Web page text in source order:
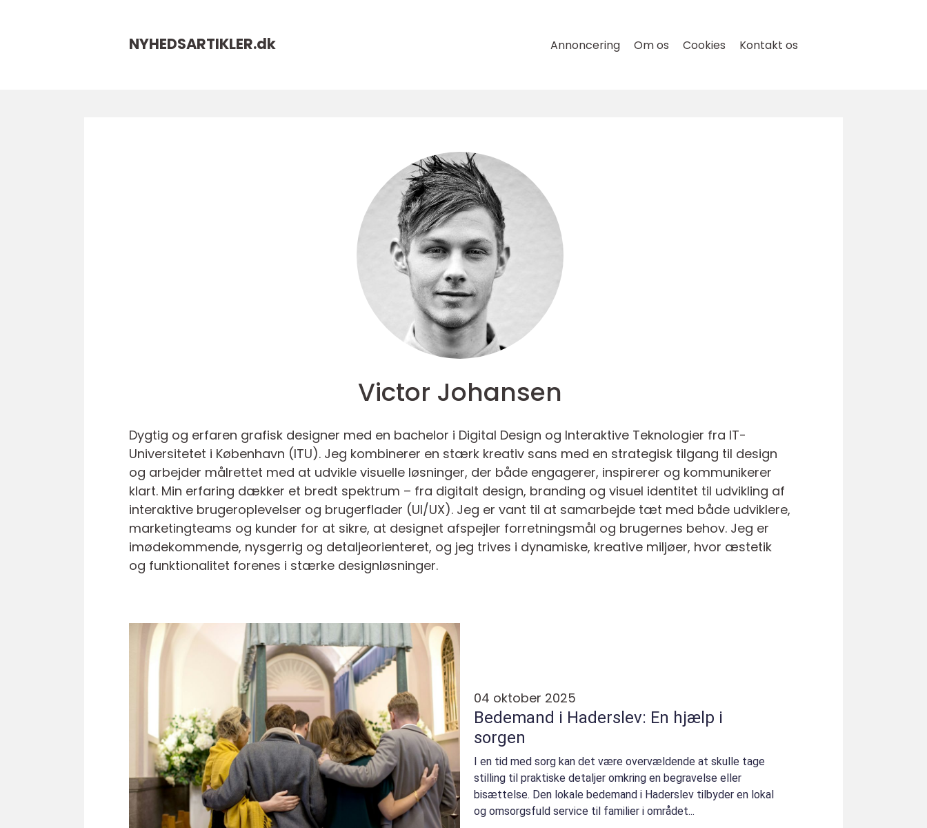
NYHEDSARTIKLER.dk Annoncering Om os Cookies Kontakt os
Victor Johansen
Dygtig og erfaren grafisk designer med en bachelor i Digital Design og Interaktive Teknologier fra IT-
Universitetet i København (ITU). Jeg kombinerer en stærk kreativ sans med en strategisk tilgang til design
og arbejder målrettet med at udvikle visuelle løsninger, der både engagerer, inspirerer og kommunikerer
klart. Min erfaring dækker et bredt spektrum – fra digitalt design, branding og visuel identitet til udvikling af
interaktive brugeroplevelser og brugerflader (UI/UX). Jeg er vant til at samarbejde tæt med både udviklere,
marketingteams og kunder for at sikre, at designet afspejler forretningsmål og brugernes behov. Jeg er
imødekommende, nysgerrig og detaljeorienteret, og jeg trives i dynamiske, kreative miljøer, hvor æstetik
og funktionalitet forenes i stærke designløsninger.
04 oktober 2025
Bedemand i Haderslev: En hjælp i
sorgen
I en tid med sorg kan det være overvældende at skulle tage
stilling til praktiske detaljer omkring en begravelse eller
bisættelse. Den lokale bedemand i Haderslev tilbyder en lokal
og omsorgsfuld service til familier i området...